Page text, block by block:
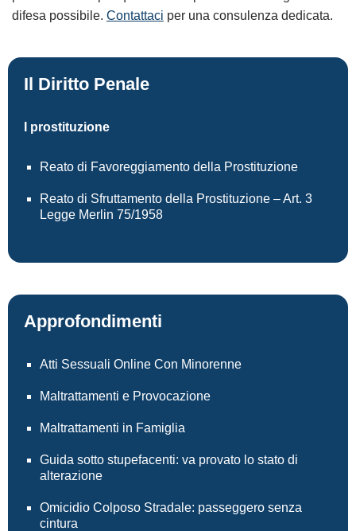
difesa possibile. Contattaci per una consulenza dedicata.
Il Diritto Penale
I prostituzione
Reato di Favoreggiamento della Prostituzione
Reato di Sfruttamento della Prostituzione – Art. 3
Legge Merlin 75/1958
Approfondimenti
Atti Sessuali Online Con Minorenne
Maltrattamenti e Provocazione
Maltrattamenti in Famiglia
Guida sotto stupefacenti: va provato lo stato di
alterazione
Omicidio Colposo Stradale: passeggero senza
cintura